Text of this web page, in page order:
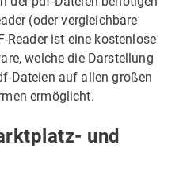
(oder vergleichbare
Reader ist eine kostenlose
welche die Darstellung
Dateien auf allen großen
ermöglicht.
und